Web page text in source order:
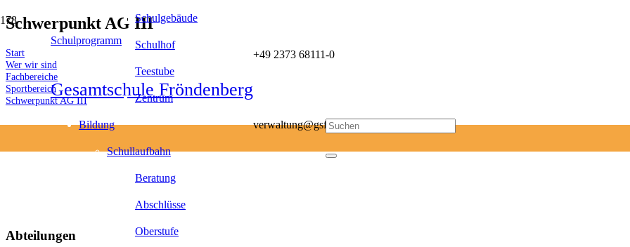
Schulprogramm
Gesamtschule Fröndenberg
+49 2373 68111-0
verwaltung@gsf-mail.de
Schulgebäude
Schulhof
Teestube
Zentrum
Bildung
Schullaufbahn
Beratung
Abschlüsse
Oberstufe
Schwerpunkt AG III
Start
Wer wir sind
Fachbereiche
Sportbereich
Schwerpunkt AG III
Abteilungen